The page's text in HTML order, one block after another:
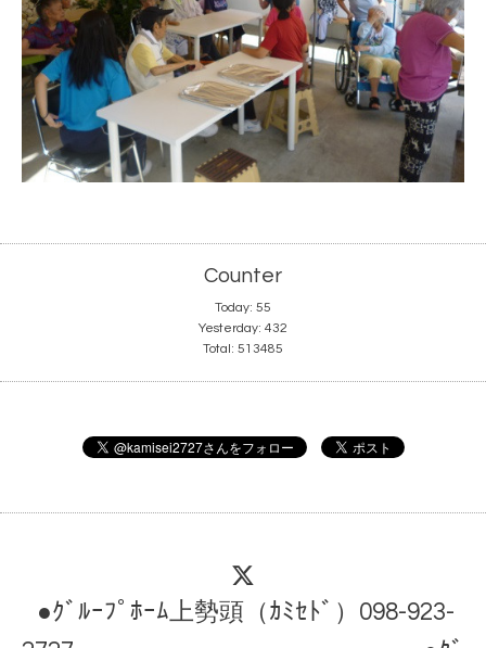
Counter
Today: 55
Yesterday: 432
Total: 513485
●ｸﾞﾙｰﾌﾟﾎｰﾑ上勢頭（ｶﾐｾﾄﾞ）098-923-